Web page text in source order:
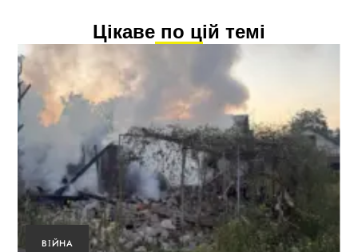
Цікаве по цій темі
ВІЙНА